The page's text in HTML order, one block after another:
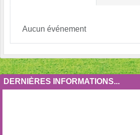
Aucun événement
DERNIÈRES INFORMATIONS...